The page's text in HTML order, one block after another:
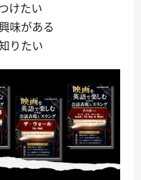
けたい
味がある
りたい